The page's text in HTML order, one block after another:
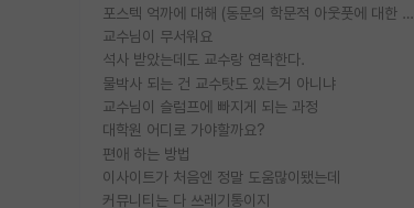
포스텍 억까에 대해 (동문의 학문적 아웃풋에 대한 반박)
교수님이 무서워요
석사 받았는데도 교수랑 연락한다.
물박사 되는 건 교수탓도 있는거 아니냐
교수님이 슬럼프에 빠지게 되는 과정
대학원 어디로 가야할까요?
편애 하는 방법
이사이트가 처음엔 정말 도움많이됐는데
커뮤니티는 다 쓰레기통이지